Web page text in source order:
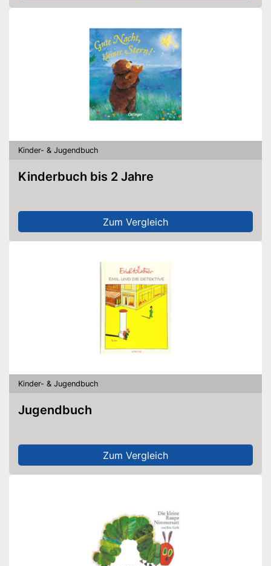
Kinder- & Jugendbuch
Kinderbuch bis 2 Jahre
Zum Vergleich
Kinder- & Jugendbuch
Jugendbuch
Zum Vergleich